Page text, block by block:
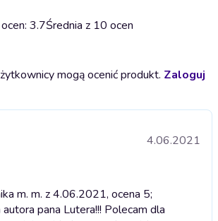
3.7Średnia z 10 ocen
mogą ocenić produkt. Zaloguj
4.06.2021
m. m. z 4.06.2021, ocena 5;
autora pana Lutera!!! Polecam dla